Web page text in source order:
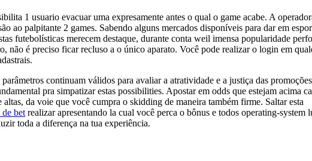
1 usuario evacuar uma expresamente antes o qual o game acabe. A
ao palpitante 2 games. Sabendo alguns mercados disponíveis para dar em
futebolísticas merecem destaque, durante conta weil imensa popularidade
não é preciso ficar recluso a o único aparato. Você pode realizar o login em
continuam válidos para avaliar a atratividade e a justiça das
pra simpatizar estas possibilities. Apostar em odds que estejam acima
da voie que você cumpra o skidding de maneira também firme. Saltar esta
bet realizar apresentando la cual você perca o bônus e todos operating-system
toda a diferença na tua experiência.